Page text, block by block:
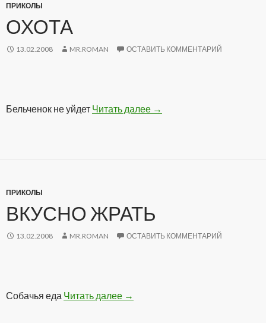
ПРИКОЛЫ
ОХОТА
13.02.2008 MR.ROMAN ОСТАВИТЬ КОММЕНТАРИЙ
Бельченок не уйдет Читать далее Охота
→
ПРИКОЛЫ
ВКУСНО ЖРАТЬ
13.02.2008 MR.ROMAN ОСТАВИТЬ КОММЕНТАРИЙ
Собачья еда Читать далее Вкусно жрать
→